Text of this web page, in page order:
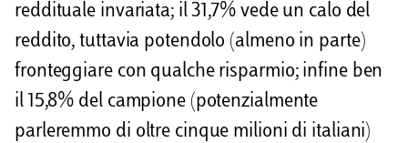
reddituale invariata; il 31,7% vede un calo del
reddito, tuttavia potendolo (almeno in parte)
fronteggiare con qualche risparmio; infine ben
il 15,8% del campione (potenzialmente
parleremmo di oltre cinque milioni di italiani)